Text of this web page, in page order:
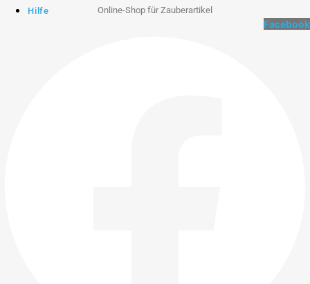
Hilfe
Online-Shop für Zauberartikel
Facebook